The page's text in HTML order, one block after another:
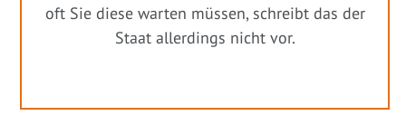
oft Sie diese warten müssen, schreibt das der
Staat allerdings nicht vor.